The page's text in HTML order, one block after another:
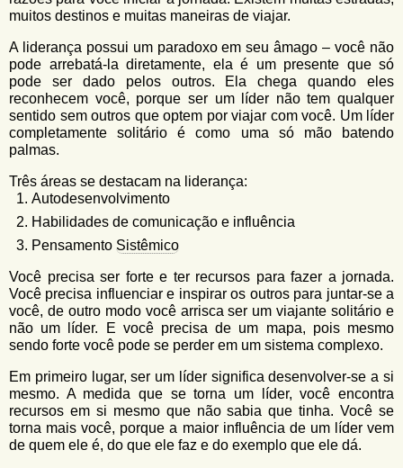
b
u
s
c
a
muitos destinos e muitas maneiras de viajar.
A liderança possui um paradoxo em seu âmago – você não
pode arrebatá-la diretamente, ela é um presente que só
pode ser dado pelos outros. Ela chega quando eles
reconhecem você, porque ser um líder não tem qualquer
sentido sem outros que optem por viajar com você. Um líder
completamente solitário é como uma só mão batendo
palmas.
Três áreas se destacam na liderança:
Autodesenvolvimento
Habilidades de comunicação e influência
Pensamento Sistêmico
Você precisa ser forte e ter recursos para fazer a jornada.
Você precisa influenciar e inspirar os outros para juntar-se a
você, de outro modo você arrisca ser um viajante solitário e
não um líder. E você precisa de um mapa, pois mesmo
sendo forte você pode se perder em um sistema complexo.
Em primeiro lugar, ser um líder significa desenvolver-se a si
mesmo. A medida que se torna um líder, você encontra
recursos em si mesmo que não sabia que tinha. Você se
torna mais você, porque a maior influência de um líder vem
de quem ele é, do que ele faz e do exemplo que ele dá.